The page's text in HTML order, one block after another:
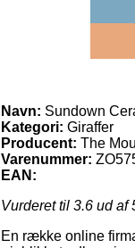
Navn: Sundown
Kategori: Giraffer
Producent: The
Varenummer:
EAN:
Vurderet til 3.6 ud af
En række online